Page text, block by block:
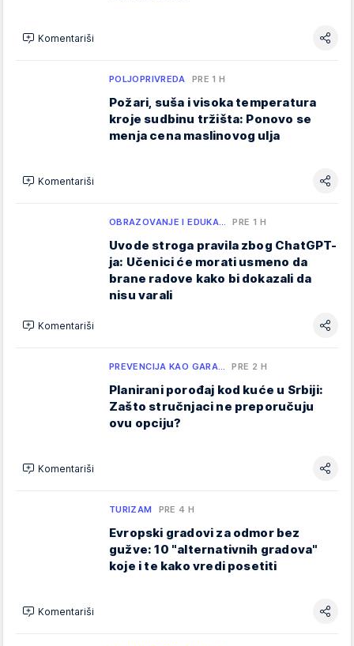
Komentariši
POLJOPRIVREDA PRE 1 H
Požari, suša i visoka temperatura
kroje sudbinu tržišta: Ponovo se
menja cena maslinovog ulja
Komentariši
OBRAZOVANJE I EDUKA… PRE 1 H
Uvode stroga pravila zbog ChatGPT-
ja: Učenici će morati usmeno da
brane radove kako bi dokazali da
nisu varali
Komentariši
PREVENCIJA KAO GARA… PRE 2 H
Planirani porođaj kod kuće u Srbiji:
Zašto stručnjaci ne preporučuju
ovu opciju?
Komentariši
TURIZAM PRE 4 H
Evropski gradovi za odmor bez
gužve: 10 "alternativnih gradova"
koje i te kako vredi posetiti
Komentariši